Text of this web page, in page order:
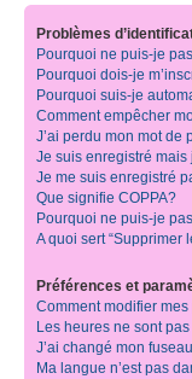
Problèmes
Pourquoi ne puis-je
Pourquoi dois-je
Pourquoi suis-je
Comment empêcher
J’ai perdu mon mot de
Je suis enregistré
Je me suis enregistré
Que signifie COPPA?
Pourquoi ne puis-je
A quoi sert “Supprimer
Préférences et
Comment modifier
Les heures ne sont
J’ai changé mon
Ma langue n’est pas